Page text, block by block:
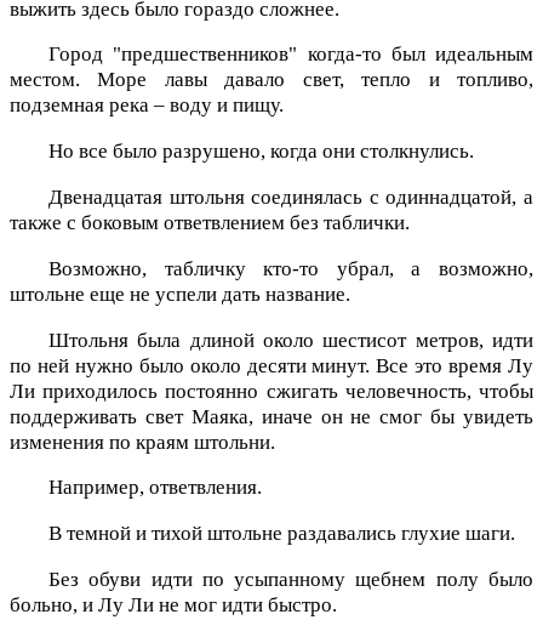
выжить здесь было гораздо сложнее.
Город "предшественников" когда-то был идеальным
местом. Море лавы давало свет, тепло и топливо,
подземная река – воду и пищу.
Но все было разрушено, когда они столкнулись.
Двенадцатая штольня соединялась с одиннадцатой, а
также с боковым ответвлением без таблички.
Возможно, табличку кто-то убрал, а возможно,
штольне еще не успели дать название.
Штольня была длиной около шестисот метров, идти
по ней нужно было около десяти минут. Все это время Лу
Ли приходилось постоянно сжигать человечность, чтобы
поддерживать свет Маяка, иначе он не смог бы увидеть
изменения по краям штольни.
Например, ответвления.
В темной и тихой штольне раздавались глухие шаги.
Без обуви идти по усыпанному щебнем полу было
больно, и Лу Ли не мог идти быстро.